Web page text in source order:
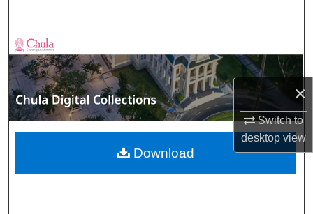
×
Switch to
desktopview
Browse Collections
My Account
About
Digital Commons Network™
Download